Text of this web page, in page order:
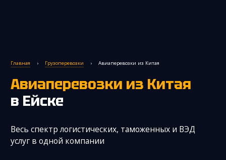
Главная › Грузоперевозки › Авиаперевозки из Китая
Авиаперевозки из Китая
в Ейске
Весь спектр логистических, таможенных и ВЭД
услуг в одной компании